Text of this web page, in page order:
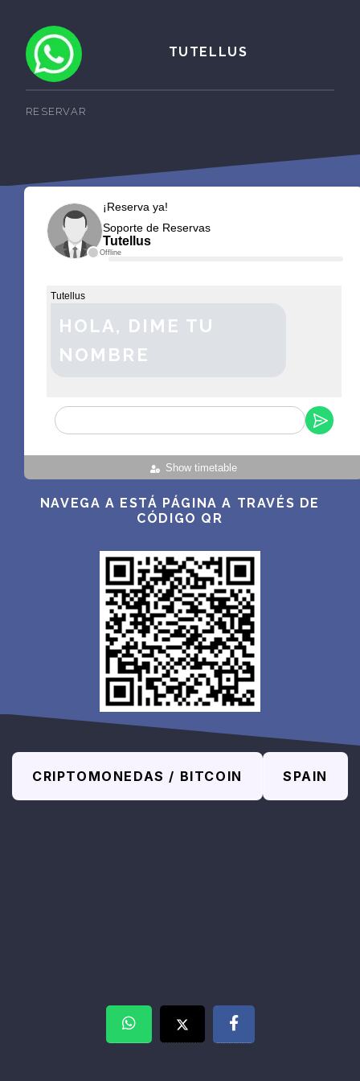
TUTELLUS
RESERVAR
Offline
¡Reserva ya!
Soporte de Reservas
Tutellus
Show timetable
Tutellus
HOLA, DIME TU
NOMBRE
NAVEGA A ESTÁ PÁGINA A TRAVÉS DE
CÓDIGO QR
CRIPTOMONEDAS / BITCOIN SPAIN